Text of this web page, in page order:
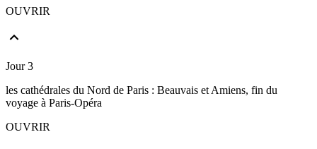
OUVRIR
Jour 3
les cathédrales du Nord de Paris : Beauvais et Amiens, fin du
voyage à Paris-Opéra
OUVRIR